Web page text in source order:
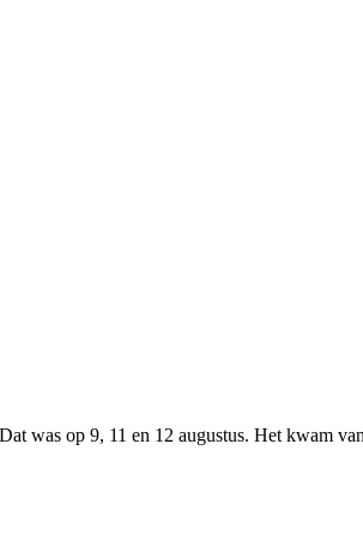
was op 9, 11 en 12 augustus. Het kwam